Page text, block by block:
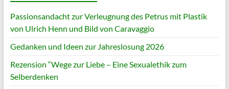
Passionsandacht zur Verleugnung des Petrus mit Plastik
von Ulrich Henn und Bild von Caravaggio
Gedanken und Ideen zur Jahreslosung 2026
Rezension “Wege zur Liebe – Eine Sexualethik zum
Selberdenken